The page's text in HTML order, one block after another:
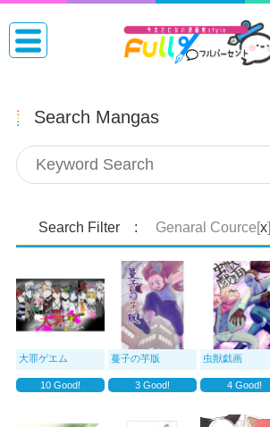
Search Mangas
Search Filter : Genaral Cource[x]
大罪ゲエム
10Good!
蔓子の芋版
3Good!
虫獣戯画
4Good!